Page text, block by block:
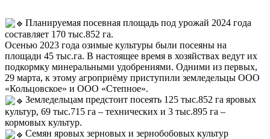
Планируемая посевная площадь под урожай 2024 года
составляет 170 тыс.852 га.
Осенью 2023 года озимые культуры были посеяны на
площади 45 тыс.га. В настоящее время в хозяйствах ведут их
подкормку минеральными удобрениями. Одними из первых,
29 марта, к этому агроприёму приступили земледельцы ООО
«Кольцовское» и ООО «Степное».
Земледельцам предстоит посеять 125 тыс.852 га яровых
культур, 69 тыс.715 га – технических и 3 тыс.895 га –
кормовых культур.
Семян яровых зерновых и зернобобовых культур